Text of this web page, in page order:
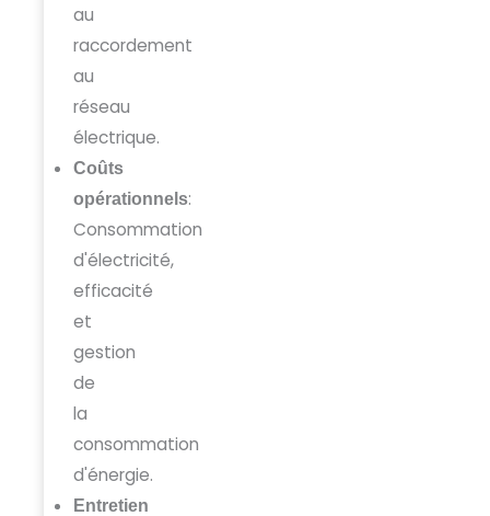
au
raccordement
au
réseau
électrique.
Coûts
opérationnels:
Consommation
d'électricité,
efficacité
et
gestion
de
la
consommation
d'énergie.
Entretien